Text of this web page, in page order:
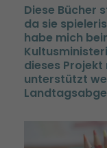
Diese Bücher
da sie
habe mich
dieses
unterstützt